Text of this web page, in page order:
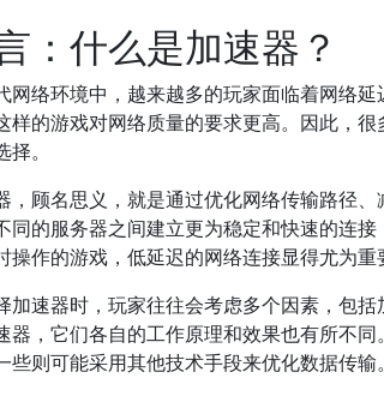
：什么是加速器？
网络环境中，越来越多的玩家面临着网络
样的游戏对网络质量的要求更高。因此，
。
，顾名思义，就是通过优化网络传输路径
同的服务器之间建立更为稳定和快速的连
操作的游戏，低延迟的网络连接显得尤为重
加速器时，玩家往往会考虑多个因素，包
器，它们各自的工作原理和效果也有所不
些则可能采用其他技术手段来优化数据传输。